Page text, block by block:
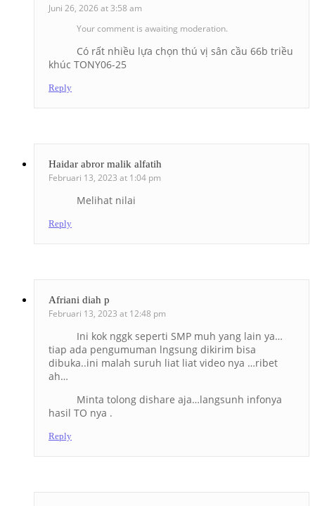
Juni 26, 2026 at 3:58 am
Your comment is awaiting moderation.
Có rất nhiều lựa chọn thú vị sân cầu 66b triều
khúc TONY06-25
Reply
Haidar abror malik alfatih
Februari 13, 2023 at 1:04 pm
Melihat nilai
Reply
Afriani diah p
Februari 13, 2023 at 12:48 pm
Ini kok nggk seperti SMP muh yang lain ya…
tiap ada pengumuman lngsung dikirim bisa
dibuka..ini malah suruh liat liat video nya …ribet
ah…
Minta tolong dishare aja…langsunh infonya
hasil TO nya .
Reply